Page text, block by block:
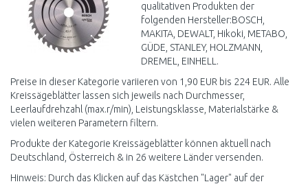
qualitativen Produkten der
folgenden Hersteller:BOSCH,
MAKITA, DEWALT, Hikoki, METABO,
GÜDE, STANLEY, HOLZMANN,
DREMEL, EINHELL.
Preise in dieser Kategorie variieren von 1,90 EUR bis 224 EUR. Alle
Kreissägeblätter lassen sich jeweils nach Durchmesser,
Leerlaufdrehzahl (max.r/min), Leistungsklasse, Materialstärke &
vielen weiteren Parametern filtern.
Produkte der Kategorie Kreissägeblätter können aktuell nach
Deutschland, Österreich & in 26 weitere Länder versenden.
Hinweis: Durch das Klicken auf das Kästchen "Lager" auf der